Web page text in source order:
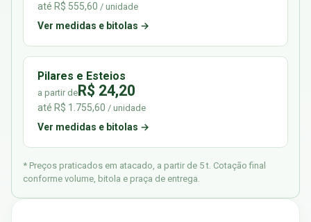
até R$ 555,60 / unidade
Ver medidas e bitolas →
Pilares e Esteios
a partir deR$ 24,20
até R$ 1.755,60 / unidade
Ver medidas e bitolas →
* Preços praticados em atacado, a partir de 5 t. Cotação final
conforme volume, bitola e praça de entrega.